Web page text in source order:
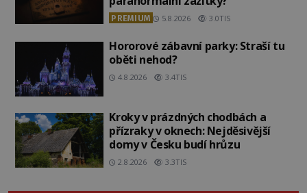
PREMIUM 5.8.2026 3.0TIS
Hororové zábavní parky: Straší tu
oběti nehod?
4.8.2026 3.4TIS
Kroky v prázdných chodbách a
přízraky v oknech: Nejděsivější
domy v Česku budí hrůzu
2.8.2026 3.3TIS